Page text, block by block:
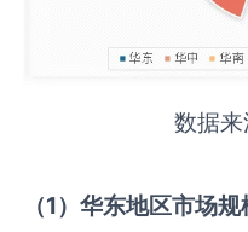
数据
（1）华东地区市场